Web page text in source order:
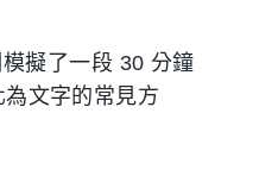
擬了一段 30 分鐘
文字的常見方